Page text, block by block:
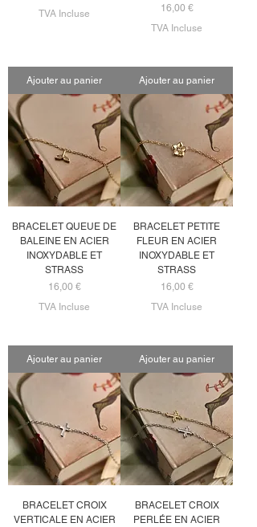
TVA Incluse
Ajouter au panier
Prix
16,00 €
TVA Incluse
Ajouter au panier
BRACELET QUEUE DE
BALEINE EN ACIER
INOXYDABLE ET
STRASS
Prix
16,00 €
TVA Incluse
Ajouter au panier
BRACELET PETITE
FLEUR EN ACIER
INOXYDABLE ET
STRASS
Prix
16,00 €
TVA Incluse
Ajouter au panier
BRACELET CROIX
VERTICALE EN ACIER
BRACELET CROIX
PERLÉE EN ACIER